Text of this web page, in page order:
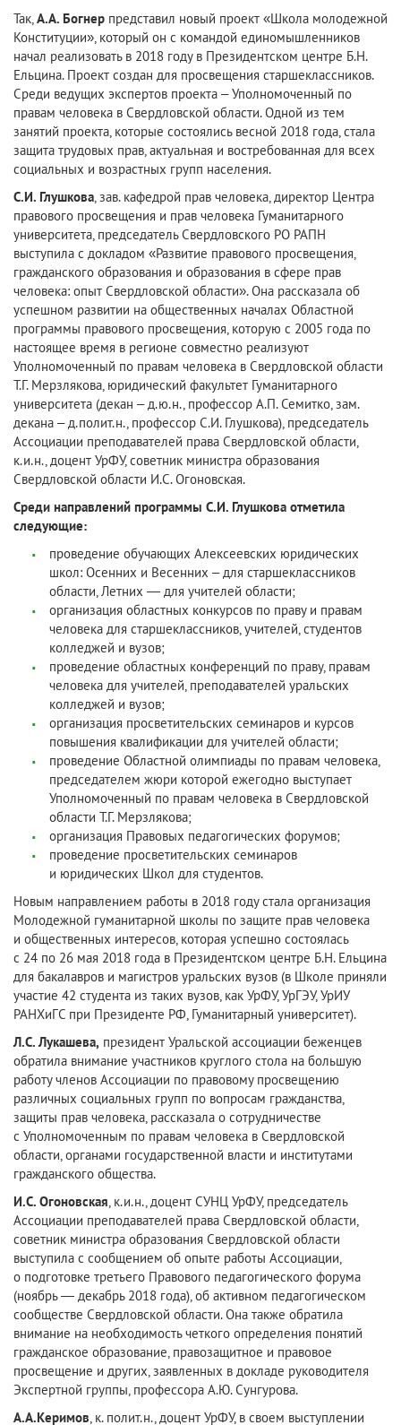
Так, А.А. Богнер представил новый проект «Школа молодежной
Конституции», который он с командой единомышленников
начал реализовать в 2018 году в Президентском центре Б.Н.
Ельцина. Проект создан для просвещения старшеклассников.
Среди ведущих экспертов проекта – Уполномоченный по
правам человека в Свердловской области. Одной из тем
занятий проекта, которые состоялись весной 2018 года, стала
защита трудовых прав, актуальная и востребованная для всех
социальных и возрастных групп населения.
С.И. Глушкова , зав. кафедрой прав человека, директор Центра
правового просвещения и прав человека Гуманитарного
университета, председатель Свердловского РО РАПН
выступила с докладом «Развитие правового просвещения,
гражданского образования и образования в сфере прав
человека: опыт Свердловской области». Она рассказала об
успешном развитии на общественных началах Областной
программы правового просвещения, которую с 2005 года по
настоящее время в регионе совместно реализуют
Уполномоченный по правам человека в Свердловской области
Т.Г. Мерзлякова, юридический факультет Гуманитарного
университета (декан – д.ю.н., профессор А.П. Семитко, зам.
декана – д.полит.н., профессор С.И. Глушкова), председатель
Ассоциации преподавателей права Свердловской области,
к.и.н., доцент УрФУ, советник министра образования
Свердловской области И.С. Огоновская.
Среди направлений программы С.И. Глушкова отметила
следующие:
проведение обучающих Алексеевских юридических
школ: Осенних и Весенних – для старшеклассников
области, Летних — для учителей области;
организация областных конкурсов по праву и правам
человека для старшеклассников, учителей, студентов
колледжей и вузов;
проведение областных конференций по праву, правам
человека для учителей, преподавателей уральских
колледжей и вузов;
организация просветительских семинаров и курсов
повышения квалификации для учителей области;
проведение Областной олимпиады по правам человека,
председателем жюри которой ежегодно выступает
Уполномоченный по правам человека в Свердловской
области Т.Г. Мерзлякова;
организация Правовых педагогических форумов;
проведение просветительских семинаров
и юридических Школ для студентов.
Новым направлением работы в 2018 году стала организация
Молодежной гуманитарной школы по защите прав человека
и общественных интересов, которая успешно состоялась
с 24 по 26 мая 2018 года в Президентском центре Б.Н. Ельцина
для бакалавров и магистров уральских вузов (в Школе приняли
участие 42 студента из таких вузов, как УрФУ, УрГЭУ, УрИУ
РАНХиГС при Президенте РФ, Гуманитарный университет).
Л.С. Лукашева, президент Уральской ассоциации беженцев
обратила внимание участников круглого стола на большую
работу членов Ассоциации по правовому просвещению
различных социальных групп по вопросам гражданства,
защиты прав человека, рассказала о сотрудничестве
с Уполномоченным по правам человека в Свердловской
области, органами государственной власти и институтами
гражданского общества.
И.С. Огоновская , к.и.н., доцент СУНЦ УрФУ, председатель
Ассоциации преподавателей права Свердловской области,
советник министра образования Свердловской области
выступила с сообщением об опыте работы Ассоциации,
о подготовке третьего Правового педагогического форума
(ноябрь — декабрь 2018 года), об активном педагогическом
сообществе Свердловской области. Она также обратила
внимание на необходимость четкого определения понятий
гражданское образование, правозащитное и правовое
просвещение и других, заявленных в докладе руководителя
Экспертной группы, профессора А.Ю. Сунгурова.
А.А.Керимов , к. полит.н., доцент УрФУ, в своем выступлении